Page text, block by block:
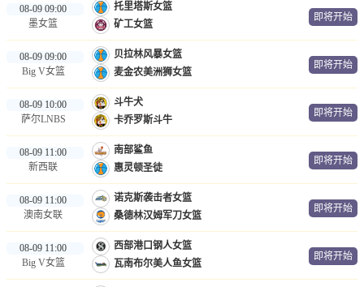
08-09 09:00
墨女篮
托里塔斯女篮
矿工女篮
即将开始
08-09 09:00
Big V女篮
贝拉林风暴女篮
麦金农美洲狮女篮
即将开始
08-09 10:00
萨尔LNBS
斗牛犬
卡乔罗斯斗牛
即将开始
08-09 11:00
新西联
南部鲨鱼
惠灵顿圣徒
即将开始
08-09 11:00
澳南女联
诺克斯袭击者女篮
桑德林汉姆军刀女篮
即将开始
08-09 11:00
Big V女篮
西部港口钢人女篮
瓦南布尔美人鱼女篮
即将开始